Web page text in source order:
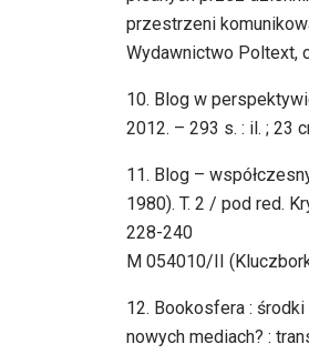
przestrzeni
Wydawnictwo Poltext,
10. Blog w
2012. – 293 s. : il. ; 23
11. Blog –
1980). T. 2 / pod red.
228-240
M 054010/II
12. Bookosfera :
nowych mediach? :